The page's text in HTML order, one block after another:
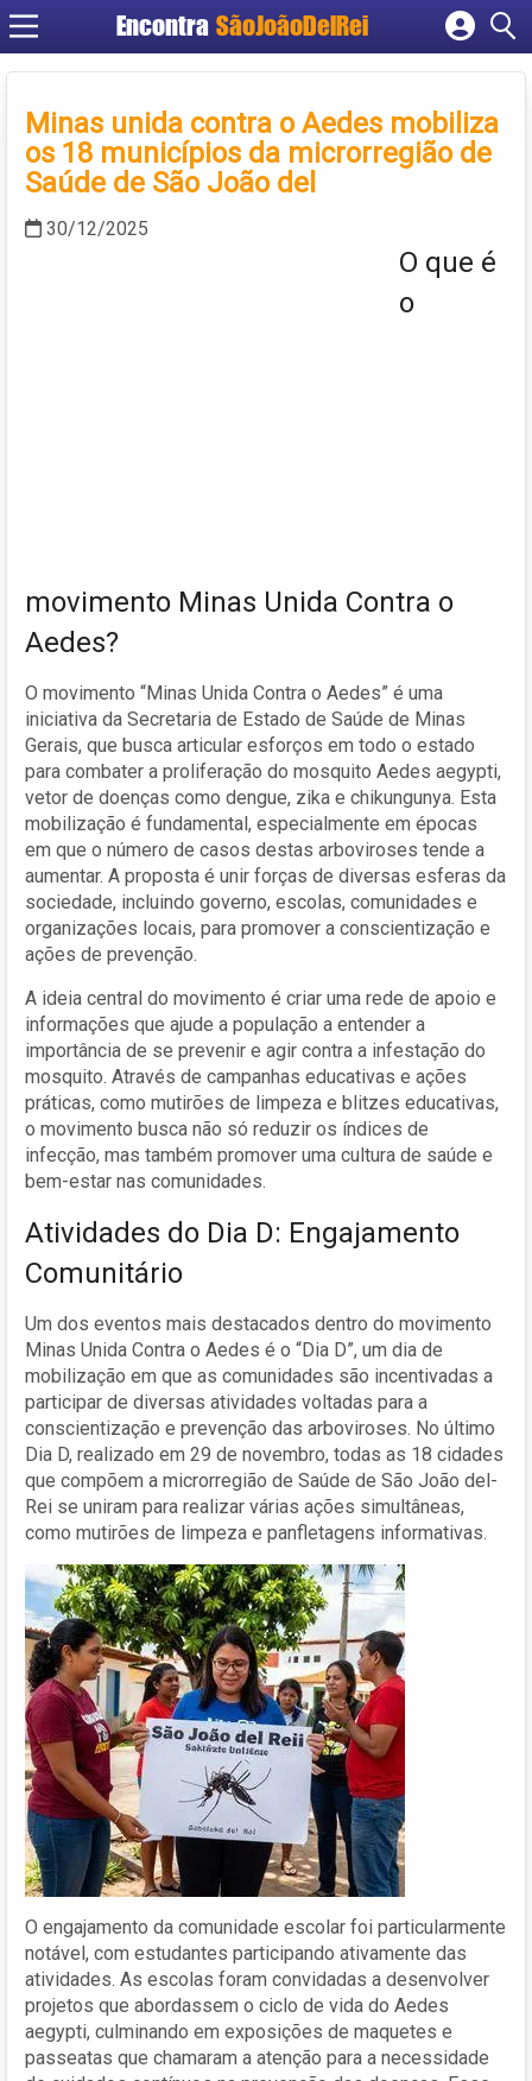
Encontra SãoJoãoDelRei
Cadastrar empresa
Criar conta
Minas unida contra o Aedes mobiliza
os 18 municípios da microrregião de
Saúde de São João del
30/12/2025
O que é
o
movimento Minas Unida Contra o
Aedes?
O movimento “Minas Unida Contra o Aedes” é uma
iniciativa da Secretaria de Estado de Saúde de Minas
Gerais, que busca articular esforços em todo o estado
para combater a proliferação do mosquito Aedes aegypti,
vetor de doenças como dengue, zika e chikungunya. Esta
mobilização é fundamental, especialmente em épocas
em que o número de casos destas arboviroses tende a
aumentar. A proposta é unir forças de diversas esferas da
sociedade, incluindo governo, escolas, comunidades e
organizações locais, para promover a conscientização e
ações de prevenção.
A ideia central do movimento é criar uma rede de apoio e
informações que ajude a população a entender a
importância de se prevenir e agir contra a infestação do
mosquito. Através de campanhas educativas e ações
práticas, como mutirões de limpeza e blitzes educativas,
o movimento busca não só reduzir os índices de
infecção, mas também promover uma cultura de saúde e
bem-estar nas comunidades.
Atividades do Dia D: Engajamento
Comunitário
Um dos eventos mais destacados dentro do movimento
Minas Unida Contra o Aedes é o “Dia D”, um dia de
mobilização em que as comunidades são incentivadas a
participar de diversas atividades voltadas para a
conscientização e prevenção das arboviroses. No último
Dia D, realizado em 29 de novembro, todas as 18 cidades
que compõem a microrregião de Saúde de São João del-
Rei se uniram para realizar várias ações simultâneas,
como mutirões de limpeza e panfletagens informativas.
O engajamento da comunidade escolar foi particularmente
notável, com estudantes participando ativamente das
atividades. As escolas foram convidadas a desenvolver
projetos que abordassem o ciclo de vida do Aedes
aegypti, culminando em exposições de maquetes e
passeatas que chamaram a atenção para a necessidade